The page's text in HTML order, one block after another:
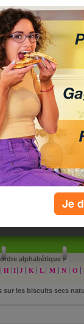
Savoir Manger, le
la liste des biscuits
des 2 célèbres
alphabétique :
H I J K L M N O
sur les biscuits secs
Je